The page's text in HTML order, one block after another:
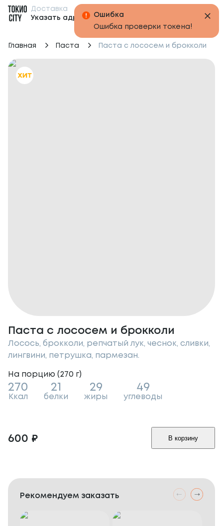
Доставка
Указать адрес
Главная Паста Паста с лососем и брокколи
Паста с лососем и брокколи
Лосось, брокколи, репчатый лук, чеснок, сливки,
лингвини, петрушка, пармезан.
На порцию (270 г)
270
Ккал
21
белки
29
жиры
49
углеводы
600 ₽ В корзину
Рекомендуем заказать
Ошибка
Ошибка проверки токена!